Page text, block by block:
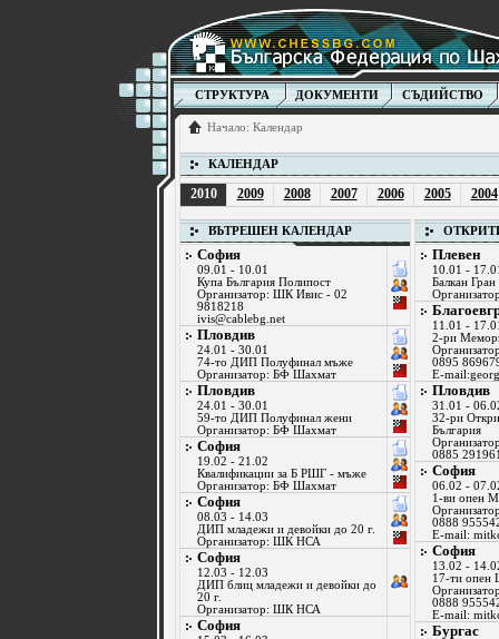
СТРУКТУРА ДОКУМЕНТИ СЪДИЙСТВО
Начало: Календар
КАЛЕНДАР
2010 2009 2008 2007 2006 2005 2004
ВЪТРЕШЕН КАЛЕНДАР
София
09.01 - 10.01
Купа България Полипост
Организатор: ШК Ивис - 02
9818218
ivis@cablebg.net
Пловдив
24.01 - 30.01
74-то ДИП Полуфинал мъже
Организатор: БФ Шахмат
Пловдив
24.01 - 30.01
59-то ДИП Полуфинал жени
Организатор: БФ Шахмат
София
19.02 - 21.02
Квалификации за Б РШГ - мъже
Организатор: БФ Шахмат
София
08.03 - 14.03
ДИП младежи и девойки до 20 г.
Организатор: ШК НСА
София
12.03 - 12.03
ДИП блиц младежи и девойки до
20 г.
Организатор: ШК НСА
София
Плевен
10.01 -
Балкан
11.01 -
2-ри
0895
E-mail:
Пловдив
31.01 -
32-ри
България
0885
София
06.02 -
1-ви опен
0888
E-mail:
София
13.02 -
17-ти опен
0888
E-mail:
Бургас